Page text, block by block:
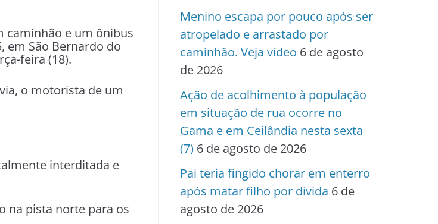
caminhão e um ônibus
em São Bernardo do
feira (18).
o motorista de um
interditada e
na pista norte para os
Menino escapa por pouco após ser
atropelado e arrastado por
caminhão. Veja vídeo 6 de agosto
de 2026
Ação de acolhimento à população
em situação de rua ocorre no
Gama e em Ceilândia nesta sexta
(7) 6 de agosto de 2026
Pai teria fingido chorar em enterro
após matar filho por dívida 6 de
agosto de 2026